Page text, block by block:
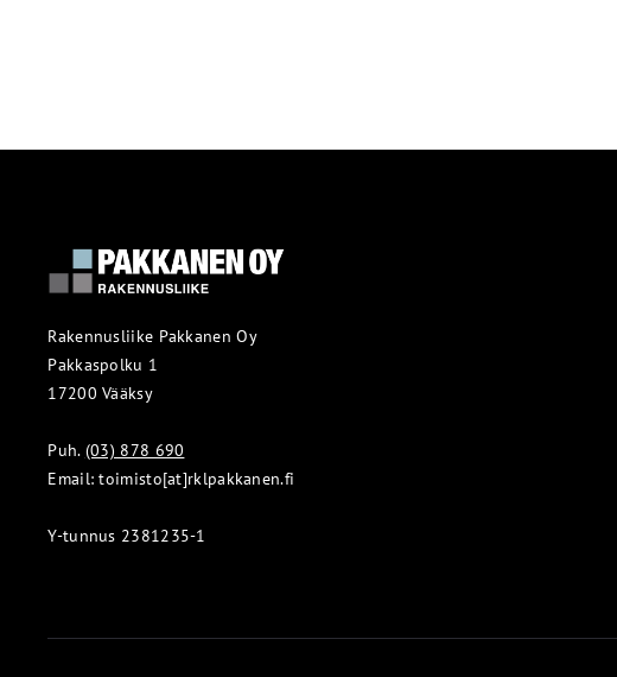
Rakennusliike Pakkanen Oy
Pakkaspolku 1
17200 Vääksy
Puh. (03) 878 690
Email: toimisto[at]rklpakkanen.fi
Y-tunnus 2381235-1